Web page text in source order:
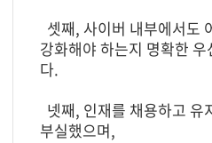
셋째, 사이버 내부에서도
강화해야 하는지 명확한
다.
넷째, 인재를 채용하고 유
부실했으며,